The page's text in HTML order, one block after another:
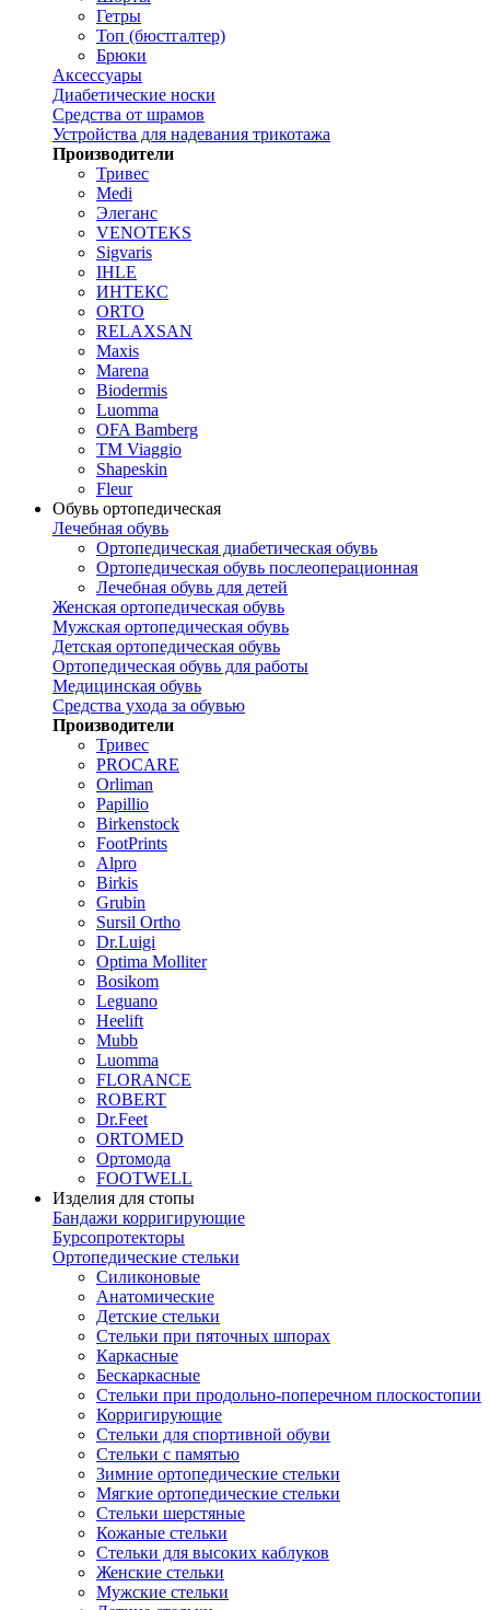
Гетры
Топ (бюстгалтер)
Брюки
Аксессуары
Диабетические носки
Средства от шрамов
Устройства для надевания трикотажа
Производители
Тривес
Medi
Элеганс
VENOTEKS
Sigvaris
IHLE
ИНТЕКС
ORTO
RELAXSAN
Maxis
Marena
Biodermis
Luomma
OFA Bamberg
TM Viaggio
Shapeskin
Fleur
Обувь ортопедическая
Лечебная обувь
Ортопедическая диабетическая обувь
Ортопедическая обувь послеоперационная
Лечебная обувь для детей
Женская ортопедическая обувь
Мужская ортопедическая обувь
Детская ортопедическая обувь
Ортопедическая обувь для работы
Медицинская обувь
Средства ухода за обувью
Производители
Тривес
PROCARE
Orliman
Papillio
Birkenstock
FootPrints
Alpro
Birkis
Grubin
Sursil Ortho
Dr.Luigi
Optima Molliter
Bosikom
Leguano
Heelift
Mubb
Luomma
FLORANCE
ROBERT
Dr.Feet
ORTOMED
Ортомода
FOOTWELL
Изделия для стопы
Бандажи корригирующие
Бурсопротекторы
Ортопедические стельки
Силиконовые
Анатомические
Детские стельки
Стельки при пяточных шпорах
Каркасные
Бескаркасные
Стельки при продольно-поперечном плоскостопии
Корригирующие
Стельки для спортивной обуви
Стельки с памятью
Зимние ортопедические стельки
Мягкие ортопедические стельки
Стельки шерстяные
Кожаные стельки
Стельки для высоких каблуков
Женские стельки
Мужские стельки